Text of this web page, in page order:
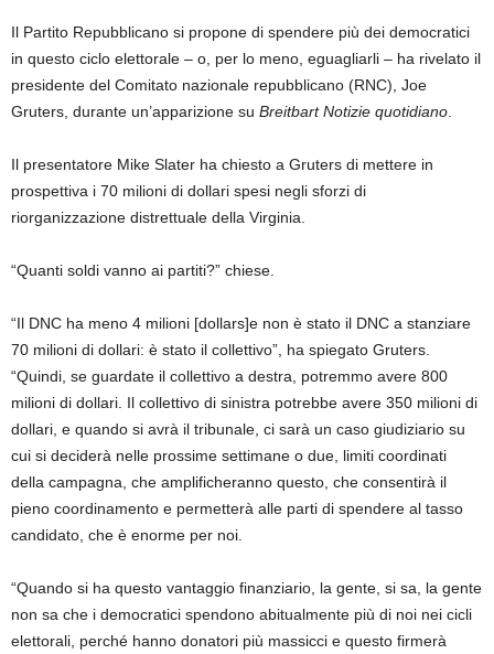
Il Partito Repubblicano si propone di spendere più dei democratici
in questo ciclo elettorale – o, per lo meno, eguagliarli – ha rivelato il
presidente del Comitato nazionale repubblicano (RNC), Joe
Gruters, durante un’apparizione su Breitbart Notizie quotidiano
Il presentatore Mike Slater ha chiesto a Gruters di mettere in
prospettiva i 70 milioni di dollari spesi negli sforzi di
riorganizzazione distrettuale della Virginia.
“Quanti soldi vanno ai partiti?” chiese.
“Il DNC ha meno 4 milioni [dollars]e non è stato il DNC a stanziare
70 milioni di dollari: è stato il collettivo”, ha spiegato Gruters.
“Quindi, se guardate il collettivo a destra, potremmo avere 800
milioni di dollari. Il collettivo di sinistra potrebbe avere 350 milioni di
dollari, e quando si avrà il tribunale, ci sarà un caso giudiziario su
cui si deciderà nelle prossime settimane o due, limiti coordinati
della campagna, che amplificheranno questo, che consentirà il
pieno coordinamento e permetterà alle parti di spendere al tasso
candidato, che è enorme per noi.
“Quando si ha questo vantaggio finanziario, la gente, si sa, la gente
non sa che i democratici spendono abitualmente più di noi nei cicli
elettorali, perché hanno donatori più massicci e questo firmerà